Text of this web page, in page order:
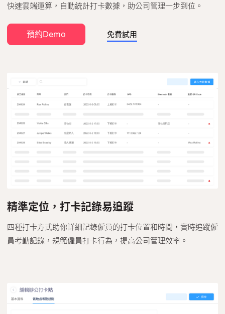
快速雲端運算，自動統計打卡數據，助公司管理一步到位。
預約Demo 免費試用
精準定位，打卡記錄易追蹤
四種打卡方式助你詳細記錄僱員的打卡位置和時間，實時追蹤僱
員考勤記錄，規範僱員打卡行為，提高公司管理效率。